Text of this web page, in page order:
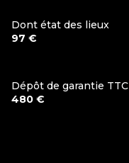
Dont état des lieux
97 €
Dépôt de garantie TTC
480 €